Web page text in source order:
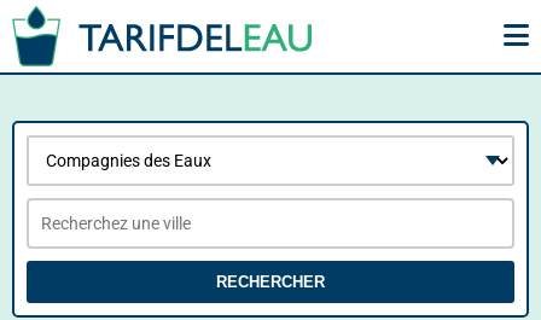
RECHERCHER